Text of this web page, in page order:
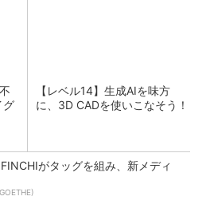
グ
【レベル14】生成AIを味方
に、3D CADを使いこなそう！
がタッグを組み、新メディ